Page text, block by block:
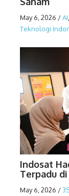
May 6, 2026 /AI,
Teknologi
Indosat
Terpadu
May 6, 2026 /